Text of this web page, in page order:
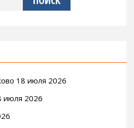
18 июля 2026
июля 2026